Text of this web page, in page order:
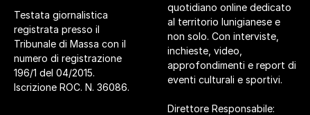
Testata giornalistica
registrata presso il
Tribunale di Massa con il
numero di registrazione
196/1 del 04/2015.
Iscrizione ROC. N. 36086.
quotidiano online dedicato
al territorio lunigianese e
non solo. Con interviste,
inchieste, video,
approfondimenti e report di
eventi culturali e sportivi.
Direttore Responsabile: